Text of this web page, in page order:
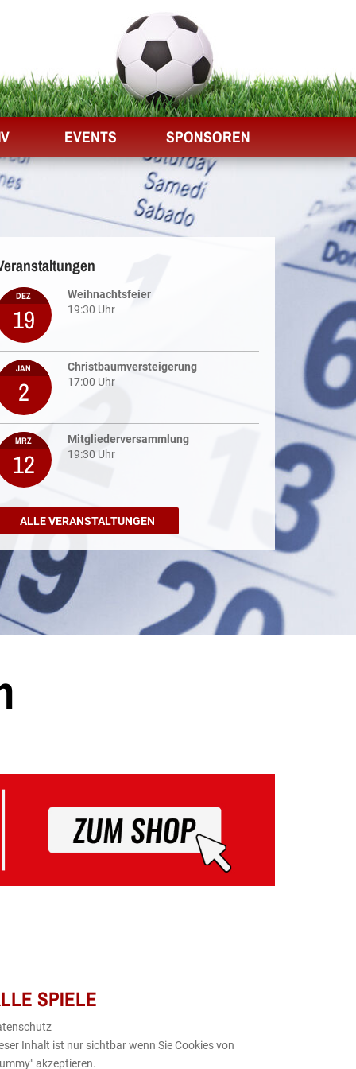
EVENTS SPONSOREN
DEZ
19
Weihnachtsfeier
19:30 Uhr
JAN
2
Christbaumversteigerung
17:00 Uhr
MRZ
12
Mitgliederversammlung
19:30 Uhr
ALLE VERANSTALTUNGEN
SPIELE
Inhalt ist nur sichtbar wenn Sie Cookies von
akzeptieren.